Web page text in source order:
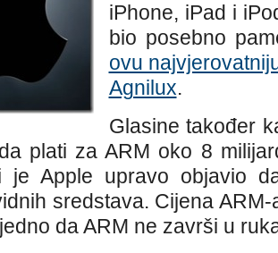
iPhone, iPad i
bio posebno
ovu
Agnilux.
Glasine također
plati za ARM oko 8
je Apple upravo objavio
sredstava. Cijena
da ARM ne završi u